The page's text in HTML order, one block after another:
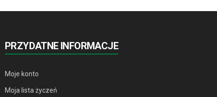
PRZYDATNE INFORMACJE
Moje konto
Moja lista życzeń